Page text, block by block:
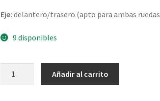
Eje:delantero/trasero (apto para ambas ruedas
9 disponibles
Añadir al carrito